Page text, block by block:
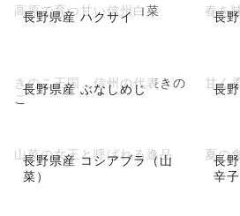
長野県産 ハクサイ
高原で育つ甘い信州白菜 長
春を
長野県産 ぶなしめじ
きのこ王国、信州の代表きの
こ
長
甘く
長野県産 コシアブラ（山
菜）
山菜の女王と呼ばれる逸品
長
辛子
夏の